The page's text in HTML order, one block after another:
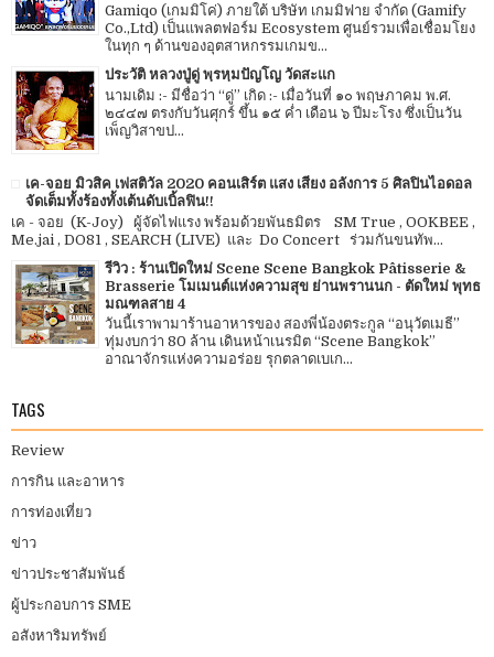
Gamiqo (เกมมิโค่) ภายใต้ บริษัท เกมมิฟาย จำกัด (Gamify
Co.,Ltd) เป็นแพลตฟอร์ม Ecosystem ศูนย์รวมเพื่อเชื่อมโยง
ในทุก ๆ ด้านของอุตสาหกรรมเกมข...
ประวัติ หลวงปู่ดู่ พฺรหฺมปัญโญ วัดสะแก
นามเดิม :- มีชื่อว่า “ดู่” เกิด :- เมื่อวันที่ ๑๐ พฤษภาคม พ.ศ.
๒๔๔๗ ตรงกับวันศุกร์ ขึ้น ๑๕ ค่ำ เดือน ๖ ปีมะโรง ซึ่งเป็นวัน
เพ็ญวิสาขป...
เค-จอย มิวสิค เฟสติวัล 2020 คอนเสิร์ต แสง เสียง อลังการ 5 ศิลปินไอดอล
จัดเต็มทั้งร้องทั้งเต้นดับเบิ้ลฟิน!!
เค - จอย (K-Joy) ผู้จัดไฟแรง พร้อมด้วยพันธมิตร SM True , OOKBEE ,
Me.jai , DO81 , SEARCH (LIVE) และ Do Concert ร่วมกันขนทัพ...
รีวิว : ร้านเปิดใหม่ Scene Scene Bangkok Pâtisserie &
Brasserie โมเมนต์แห่งความสุข ย่านพรานนก - ตัดใหม่ พุทธ
มณฑลสาย 4
วันนี้เราพามาร้านอาหารของ สองพี่น้องตระกูล “อนุวัตเมธี”
ทุ่มงบกว่า 80 ล้าน เดินหน้าเนรมิต “Scene Bangkok”
อาณาจักรแห่งความอร่อย รุกตลาดเบเก...
TAGS
Review
การกิน และอาหาร
การท่องเที่ยว
ข่าว
ข่าวประชาสัมพันธ์
ผู้ประกอบการ SME
อสังหาริมทรัพย์